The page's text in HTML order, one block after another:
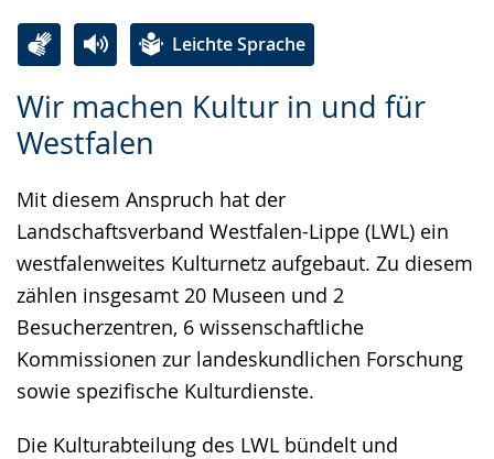
von
)
Wir machen Kultur in und für
Westfalen
Mit diesem Anspruch hat der
Landschaftsverband Westfalen-Lippe (LWL) ein
westfalenweites Kulturnetz aufgebaut. Zu diesem
zählen insgesamt 20 Museen und 2
Besucherzentren, 6 wissenschaftliche
Kommissionen zur landeskundlichen Forschung
sowie spezifische Kulturdienste.
Die Kulturabteilung des LWL bündelt und
Leichte Sprache
Leichten
Sprache
Audio-
Unterstützung.
Video
in
Gebärdensprache
wird
angezeigt.